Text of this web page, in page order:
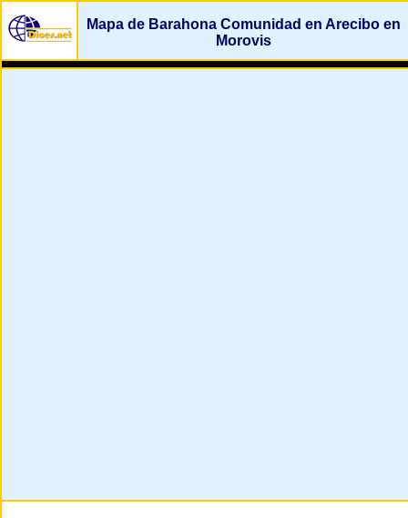
Mapa de Barahona Comunidad en Arecibo en
Morovis